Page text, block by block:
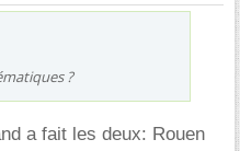
?
a fait les deux: Rouen